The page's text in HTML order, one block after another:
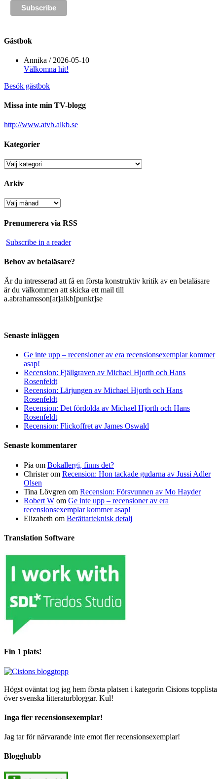
Gästbok
Annika / 2026-05-10
Välkomna hit!
Besök gästbok
Missa inte min TV-blogg
http://www.atvb.alkb.se
Kategorier
Kategorier
Arkiv
Arkiv
Prenumerera via RSS
Subscribe in a reader
Behov av betaläsare?
Är du intresserad att få en första konstruktiv kritik av en betaläsare
är du välkommen att skicka ett mail till
a.abrahamsson[at]alkb[punkt]se
Senaste inläggen
Ge inte upp – recensioner av era recensionsexemplar kommer
asap!
Recension: Fjällgraven av Michael Hjorth och Hans
Rosenfeldt
Recension: Lärjungen av Michael Hjorth och Hans
Rosenfeldt
Recension: Det fördolda av Michael Hjorth och Hans
Rosenfeldt
Recension: Flickoffret av James Oswald
Senaste kommentarer
Pia om Bokallergi, finns det?
Christerom Recension: Hon tackade gudarna av Jussi Adler
Olsen
Tina Lövgren om Recension: Försvunnen av Mo Hayder
Robert W om Ge inte upp – recensioner av era
recensionsexemplar kommer asap!
Elizabeth om Berättarteknisk detalj
Translation Software
Fin 1 plats!
Högst oväntat tog jag hem första platsen i kategorin Cisions topplista
över svenska litteraturbloggar. Kul!
Inga fler recensionsexemplar!
Jag tar för närvarande inte emot fler recensionsexemplar!
Blogghubb